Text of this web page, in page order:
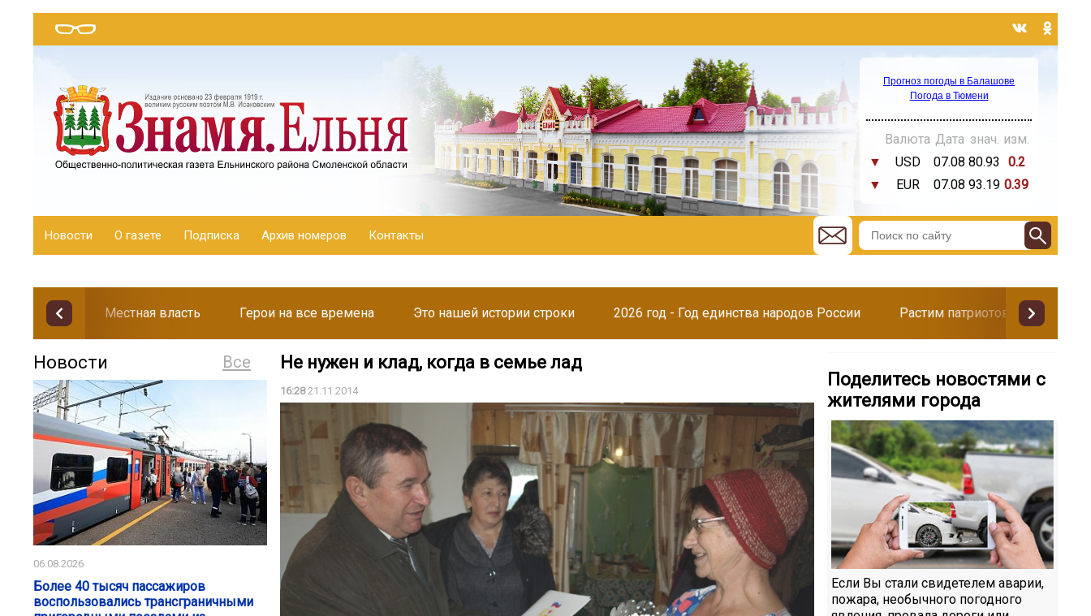
Прогноз погоды в Балашове
Погода в Тюмени
Валюта Дата знач. изм.
▼
USD 07.08 80.93
0.2
▼
EUR 07.08 93.19 0.39
Новости О газете Подписка Архив номеров Контакты
Местная власть Герои на все времена Это нашей истории строки 2026 год - Год единства народов России Растим патриотов
Все
Новости
06.08.2026
Более 40 тысяч пассажиров
воспользовались трансграничными
Не нужен и клад, когда в семье лад
16:2821.11.2014
Поделитесь новостями с
жителями города
Если Вы стали свидетелем аварии,
пожара, необычного погодного